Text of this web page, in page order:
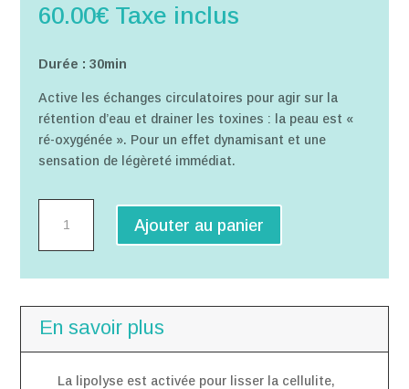
60.00€ Taxe inclus
Durée : 30min
Active les échanges circulatoires pour agir sur la
rétention d’eau et drainer les toxines : la peau est «
ré-oxygénée ». Pour un effet dynamisant et une
sensation de légèreté immédiat.
Soin
Ajouter au panier
En savoir plus
La lipolyse est activée pour lisser la cellulite,